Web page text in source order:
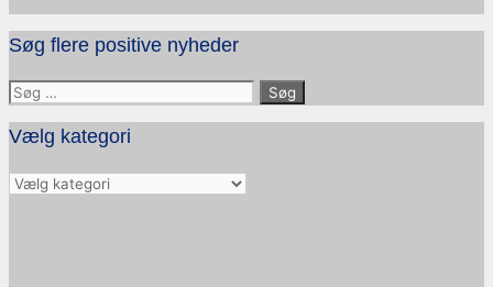
Søg flere positive nyheder
Søg
efter:
Vælg kategori
Vælg